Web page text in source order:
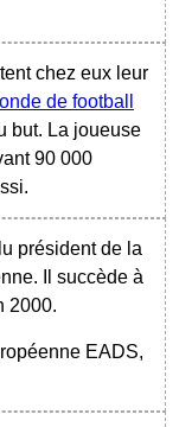
chez eux leur
de football
but. La joueuse
90 000
président de la
Il succède à
2000.
EADS,